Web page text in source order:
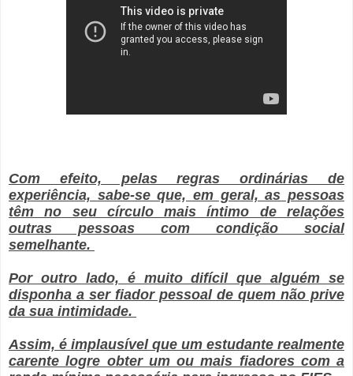
Com efeito, pelas regras ordinárias de
experiência, sabe-se que, em geral, as pessoas
têm no seu círculo mais íntimo de relações
outras pessoas com condição social
semelhante.
Por outro lado, é muito difícil que alguém se
disponha a ser fiador pessoal de quem não prive
da sua intimidade.
Assim, é implausível que um estudante realmente
carente logre obter um ou mais fiadores com a